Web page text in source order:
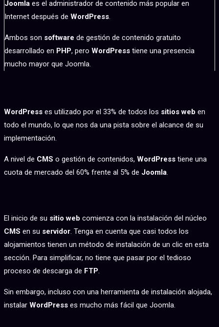
Joomla es el administrador de contenido más popular en
Internet después de WordPress.
Ambos son software de gestión de contenido gratuito
desarrollado en PHP, pero WordPress tiene una presencia
mucho mayor que Joomla.
WordPress es utilizado por el 33% de todos los sitios web en
todo el mundo, lo que nos da una pista sobre el alcance de su
implementación.
A nivel de CMS o gestión de contenidos, WordPress tiene una
cuota de mercado del 60% frente al 5% de Joomla.
El inicio de su sitio web comienza con la instalación del núcleo
CMS en su servidor. Tenga en cuenta que casi todos los
alojamientos tienen un método de instalación de un clic en esta
sección. Para simplificar, no tiene que pasar por el tedioso
proceso de descarga de FTP.
Sin embargo, incluso con una herramienta de instalación alojada,
instalar WordPress es mucho más fácil que Joomla.